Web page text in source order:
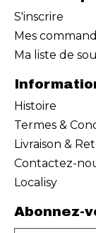
S'inscrire
Mes
Ma liste de
Histoire
Termes &
Livraison &
Contactez-
Localisy
Abonnez-